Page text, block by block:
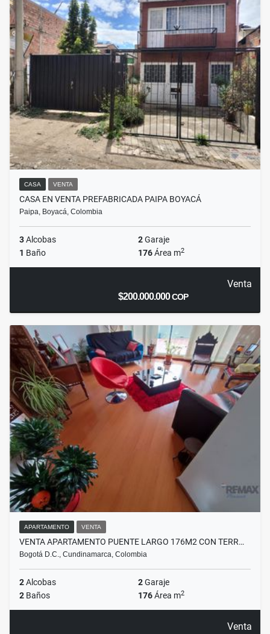
CASA VENTA
CASA EN VENTA PREFABRICADA PAIPA BOYACÁ
Paipa, Boyacá, Colombia
3Alcobas 2Garaje
1 Baño 176Área m2
Venta
$200.000.000COP
APARTAMENTO VENTA
VENTA APARTAMENTO PUENTE LARGO 176M2 CON TERR…
Bogotá D.C., Cundinamarca, Colombia
2Alcobas 2Garaje
2 Baños 176Área m2
Venta